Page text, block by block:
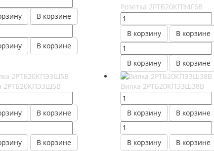
В корзине
В корзине
Розетка 2РТБ20КПЭ4Г6В
В корзину В корзине
В корзину В корзине
2РТБ20КПЭ3Ш5В
В корзине
В корзине
Вилка 2РТБ20КПЭ3Ш38В
В корзину В корзине
В корзину В корзине